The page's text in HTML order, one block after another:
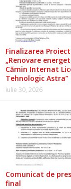
Finalizarea
„Renovare
Cămin Internat
Tehnologic Astra”
iulie 30, 2026
Comunicat de
final